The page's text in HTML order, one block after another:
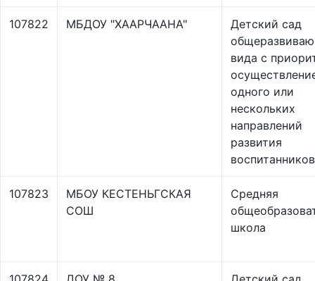
107822 МБДОУ "ХААРЧААНА"
Детский сад
вида с
одного или
нескольких
направлений
развития
воспитанников
107823
МБОУ КЕСТЕНЬГСКАЯ
СОШ
Средняя
школа